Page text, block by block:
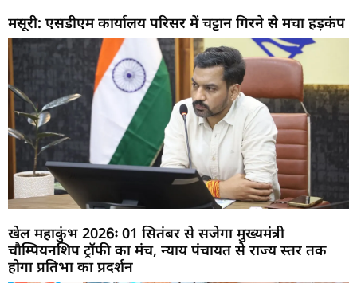
मसूरी: एसडीएम कार्यालय परिसर में चट्टान गिरने से मचा हड़कंप
खेल महाकुंभ 2026ः 01 सितंबर से सजेगा मुख्यमंत्री
चौम्पियनशिप ट्रॉफी का मंच, न्याय पंचायत से राज्य स्तर तक
होगा प्रतिभा का प्रदर्शन